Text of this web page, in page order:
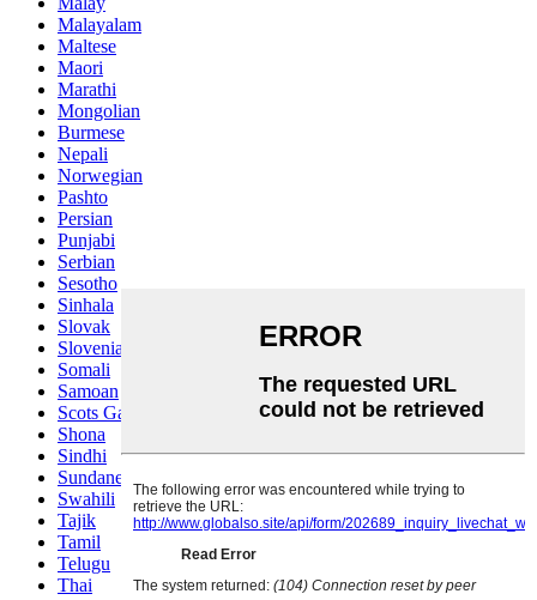
Malayalam
Maltese
Maori
Marathi
Mongolian
Burmese
Nepali
Norwegian
Pashto
Persian
Punjabi
Serbian
Sesotho
Sinhala
Slovak
Slovenian
Somali
Samoan
Scots Gaelic
Shona
Sindhi
Sundanese
Swahili
Tajik
Tamil
Telugu
Thai